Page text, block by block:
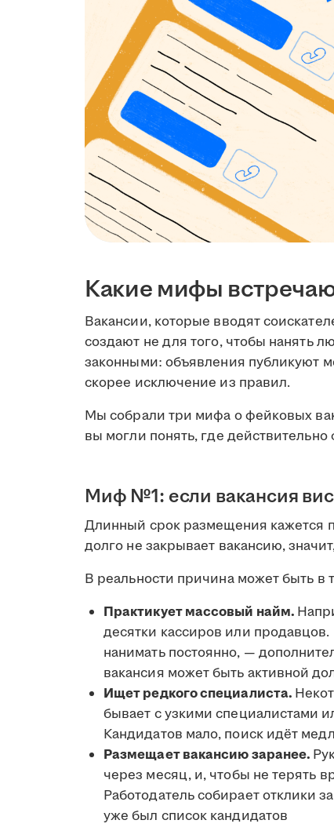
Какие мифы
Вакансии, которые вводят
создают не для того, чтобы нанять
законными: объявления публикуют
скорее исключение из правил.
Мы собрали три мифа о фейковых
вы могли понять, где
Миф №1: если вакансия
Длинный срок размещения кажется
долго не закрывает вакансию,
В реальности причина может быть в
Практикует массовый найм.
десятки кассиров или
нанимать постоянно, —
вакансия может быть активной
Ищет редкого специалиста.
бывает с узкими специалистами
Кандидатов мало, поиск идёт
Размещает вакансию заранее.
через месяц, и, чтобы не терять
Работодатель собирает отклики
уже был список кандидатов